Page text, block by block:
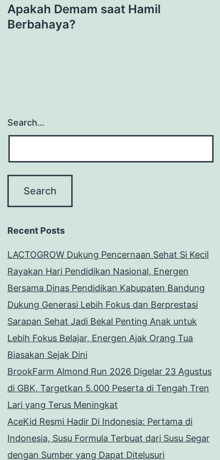
Apakah Demam saat Hamil
Berbahaya?
Search…
Recent Posts
LACTOGROW Dukung Pencernaan Sehat Si Kecil
Rayakan Hari Pendidikan Nasional, Energen
Bersama Dinas Pendidikan Kabupaten Bandung
Dukung Generasi Lebih Fokus dan Berprestasi
Sarapan Sehat Jadi Bekal Penting Anak untuk
Lebih Fokus Belajar, Energen Ajak Orang Tua
Biasakan Sejak Dini
BrookFarm Almond Run 2026 Digelar 23 Agustus
di GBK, Targetkan 5.000 Peserta di Tengah Tren
Lari yang Terus Meningkat
AceKid Resmi Hadir Di Indonesia: Pertama di
Indonesia, Susu Formula Terbuat dari Susu Segar
dengan Sumber yang Dapat Ditelusuri